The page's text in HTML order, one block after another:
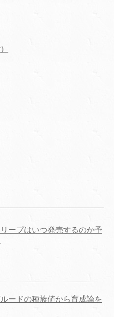
ープはいつ発売するのか予
ルードの種族値から育成論を